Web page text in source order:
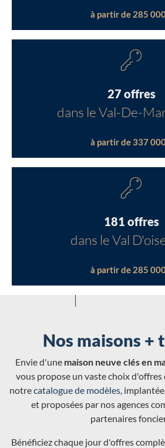
à partir de 285
27 offres
dans le Val-De-
à partir de 337
181 offres
dans le Val
à partir de 285
Nos maisons +
Envie d'une maison neuve clés en
vous propose un vaste choix d'offres
notrecatalogue de modèles,
et proposées par nos agences
partenaires
Bénéficiez chaque jour d'offres